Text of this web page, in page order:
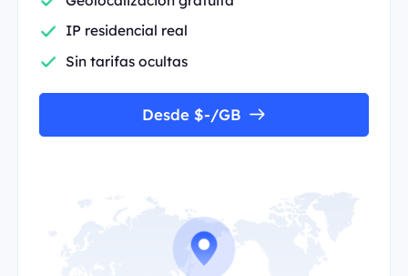
IP residencial real
Sin tarifas ocultas
Desde $-/GB